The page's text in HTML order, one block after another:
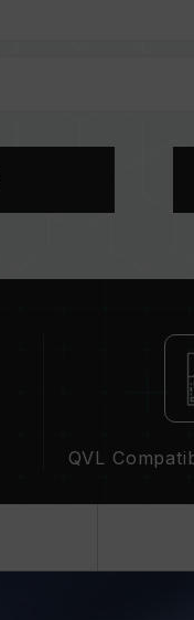
率、品牌、型號的
體質以及當前使用
），記憶體將以
低)。這屬正常現象
回復 BIOS 預設值。
器支援對應的超頻技
在正常電壓情況下進
服務。
QVL